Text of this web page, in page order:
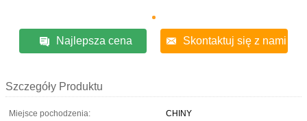
Najlepsza cena Skontaktuj się z nami
Szczegóły Produktu
Miejsce pochodzenia:
CHINY